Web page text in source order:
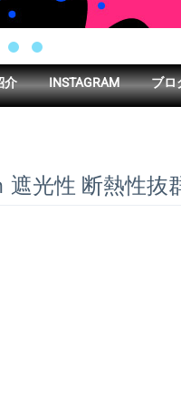
介 INSTAGRAM ブロ
遮光性 断熱性抜